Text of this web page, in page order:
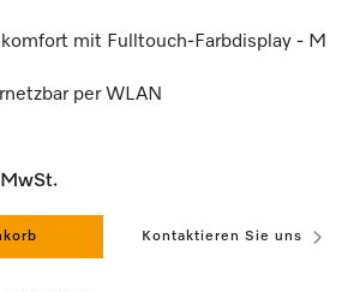
mit Fulltouch-Farbdisplay - M
per WLAN
Kontaktieren Sie uns